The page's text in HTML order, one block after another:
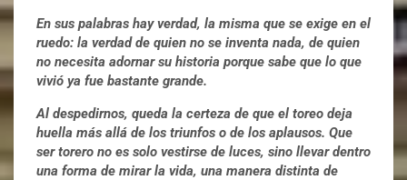
En sus palabras hay verdad, la misma que se exige en el
ruedo: la verdad de quien no se inventa nada, de quien
no necesita adornar su historia porque sabe que lo que
vivió ya fue bastante grande.
Al despedirnos, queda la certeza de que el toreo deja
huella más allá de los triunfos o de los aplausos. Que
ser torero no es solo vestirse de luces, sino llevar dentro
una forma de mirar la vida, una manera distinta de